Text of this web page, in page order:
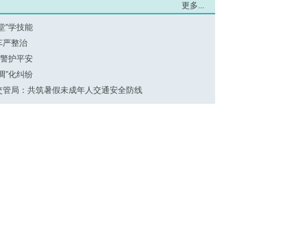
更多...
”学技能
严整治
护平安
”化纠纷
管局：共筑暑假未成年人交通安全防线